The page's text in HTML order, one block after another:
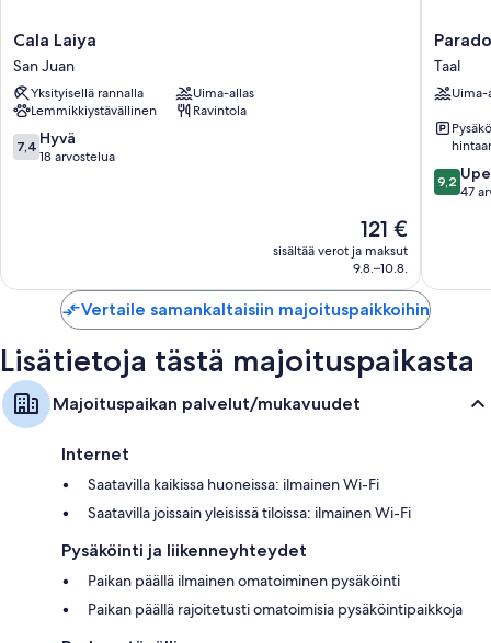
Cala
Laiya
San
Juan
Cala Laiya
San Juan
Yksityisellä rannalla
Uima-allas
Lemmikkiystävällinen
Ravintola
7.4
kautta
7,4 Hyvä
18 arvostelua
Hinta
on
121 €
121 €
sisältää verot ja maksut
9.8.–10.8.
Del
Castillo
Taal
Taal
Uima-
9.2
kautta
9,2
47
Vertaile samankaltaisiin majoituspaikkoihin
Lisätietoja tästä majoituspaikasta
Majoituspaikan palvelut/mukavuudet
Internet
Saatavilla kaikissa huoneissa: ilmainen Wi-Fi
Saatavilla joissain yleisissä tiloissa: ilmainen Wi-Fi
Pysäköinti ja liikenneyhteydet
Paikan päällä ilmainen omatoiminen pysäköinti
Paikan päällä rajoitetusti omatoimisia pysäköintipaikkoja